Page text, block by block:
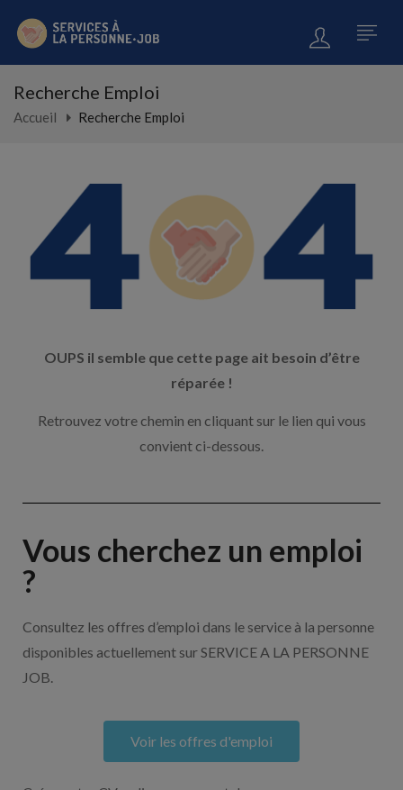
Recherche Emploi
Accueil Recherche Emploi
OUPS il semble que cette page ait besoin d’être
réparée !
Retrouvez votre chemin en cliquant sur le lien qui vous
convient ci-dessous.
Vous cherchez un emploi
?
Consultez les offres d’emploi dans le service à la personne
disponibles actuellement sur SERVICE A LA PERSONNE
JOB.
Voir les offres d'emploi